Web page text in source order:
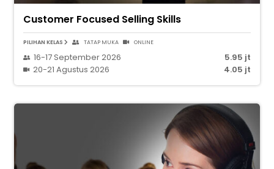
Customer Focused Selling Skills
PILIHAN KELAS TATAP MUKA ONLINE
16-17 September 2026
5.95 jt
20-21 Agustus 2026
4.05 jt